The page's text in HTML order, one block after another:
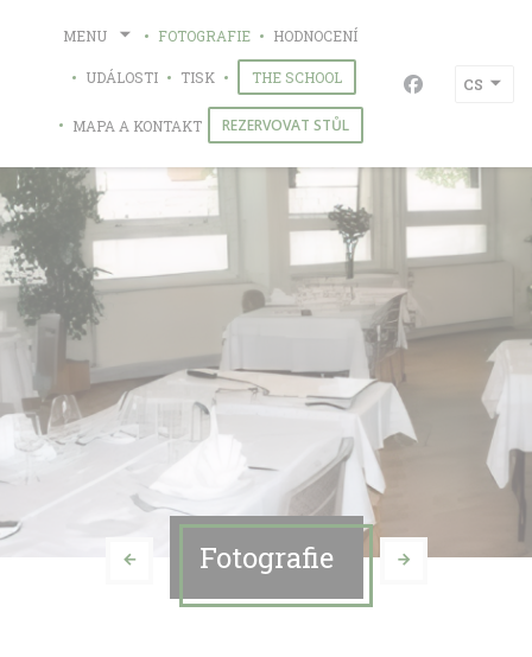
MENU FOTOGRAFIE HODNOCENÍ
UDÁLOSTI TISK THE SCHOOL((OTEVŘE SE V NOVÉM
MAPA A KONTAKT REZERVOVAT STŮL
Facebook
CS
Fotografie